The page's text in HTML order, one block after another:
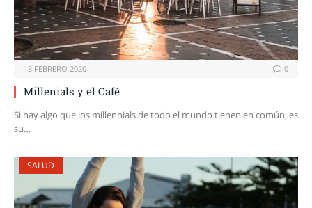
13 FEBRERO 2020 0
Millenials y el Café
Si hay algo que los millennials de todo el mundo tienen en común, es
su…
SALUD